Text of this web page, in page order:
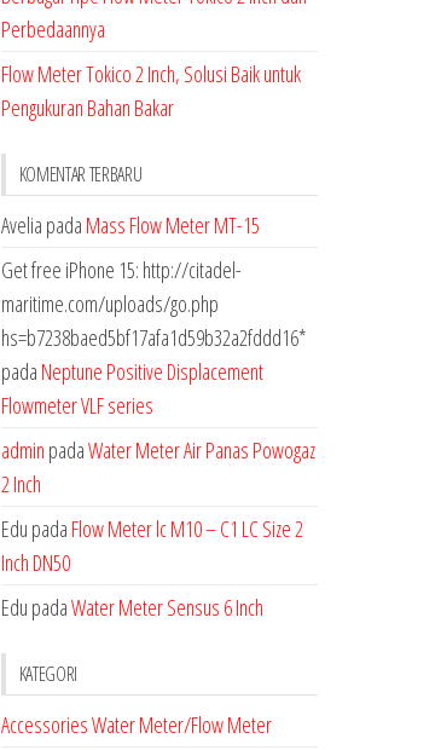
Perbedaannya
Flow Meter Tokico 2 Inch, Solusi Baik untuk
Pengukuran Bahan Bakar
KOMENTAR TERBARU
Avelia pada Mass Flow Meter MT-15
Get free iPhone 15: http://citadel-
maritime.com/uploads/go.php
hs=b7238baed5bf17afa1d59b32a2fddd16*
pada Neptune Positive Displacement
Flowmeter VLF series
admin padaWater Meter Air Panas Powogaz
2 Inch
Edu pada Flow Meter lc M10 – C1 LC Size 2
Inch DN50
Edu padaWater Meter Sensus 6 Inch
KATEGORI
Accessories Water Meter/Flow Meter